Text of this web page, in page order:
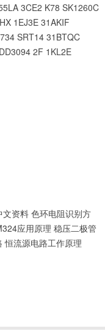
3CE2 K78 SK1260C
1EJ3E 31AKIF
SRT14 31BTQC
DD3094 2F 1KL2E
文资料 色环电阻识别方
应用原理 稳压二极管
恒流源电路工作原理